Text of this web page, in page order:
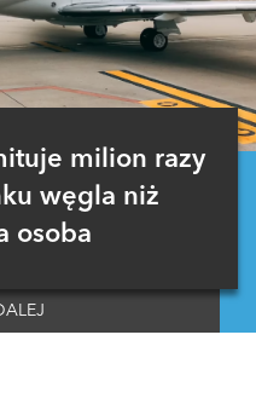
milion razy
węgla niż
osoba